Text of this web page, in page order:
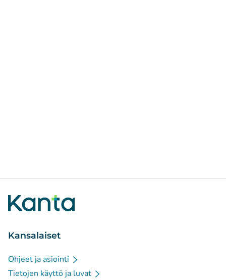
Kansalaiset
Ohjeet ja asiointi
Tietojen käyttö ja luvat